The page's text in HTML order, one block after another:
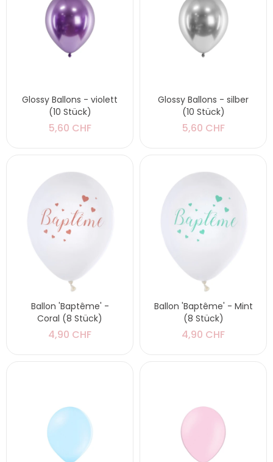
Glossy Ballons - violett
(10 Stück)
5,60 CHF
Glossy Ballons - silber
(10 Stück)
5,60 CHF
Ballon 'Baptême' -
Coral (8 Stück)
4,90 CHF
Ballon 'Baptême' - Mint
(8 Stück)
4,90 CHF